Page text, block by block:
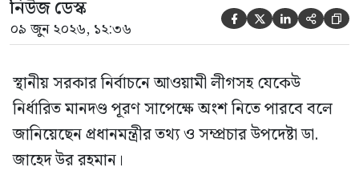
নিউজ ডেস্ক
০৯ জুন ২০২৬, ১২:৩৬     
স্থানীয় সরকার নির্বাচনে আওয়ামী লীগসহ যেকেউ
নির্ধারিত মানদণ্ড পূরণ সাপেক্ষে অংশ নিতে পারবে বলে
জানিয়েছেন প্রধানমন্ত্রীর তথ্য ও সম্প্রচার উপদেষ্টা ডা.
জাহেদ উর রহমান।